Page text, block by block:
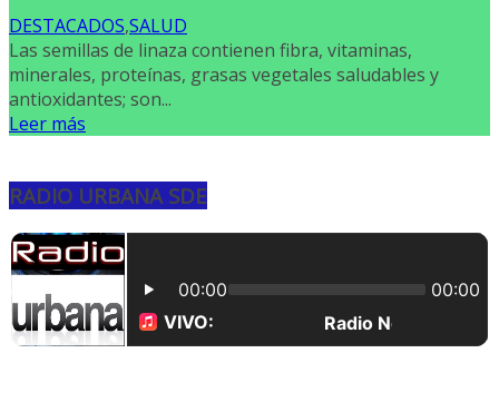
DESTACADOS,SALUD
Las semillas de linaza contienen fibra, vitaminas,
minerales, proteínas, grasas vegetales saludables y
antioxidantes; son...
Leer más
RADIO URBANA SDE